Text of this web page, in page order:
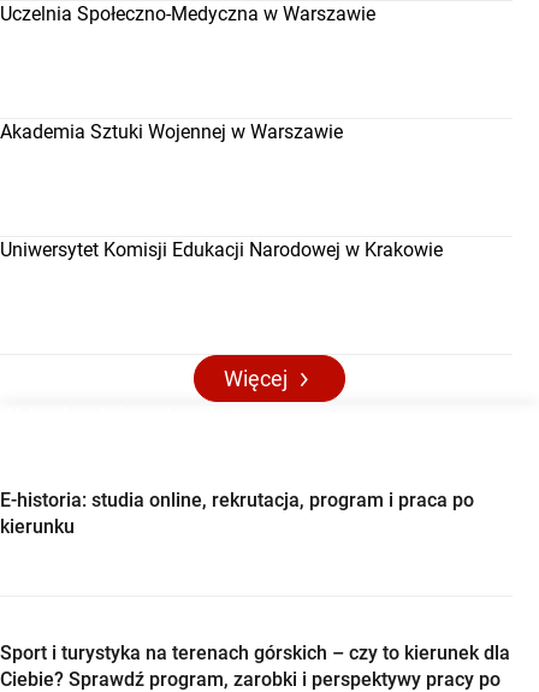
Uczelnia Społeczno-Medyczna w Warszawie
Akademia Sztuki Wojennej w Warszawie
Uniwersytet Komisji Edukacji Narodowej w Krakowie
Więcej
E-historia: studia online, rekrutacja, program i praca po
kierunku
Sport i turystyka na terenach górskich – czy to kierunek dla
Ciebie? Sprawdź program, zarobki i perspektywy pracy po